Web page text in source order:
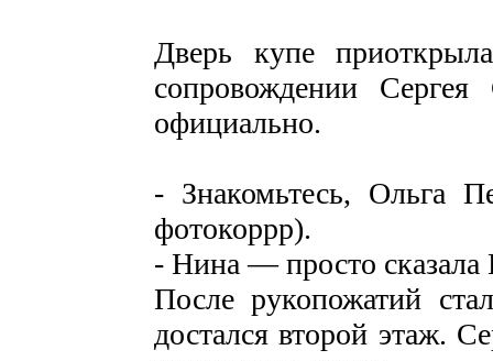
Дверь купе
сопровождении
официально.
- Знакомьтесь, Ольга
фотокоррр).
- Нина — просто сказала
После рукопожатий
достался второй этаж.